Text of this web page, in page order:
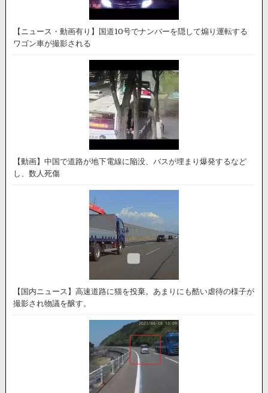
【ニュース・動画有り】国道10号でナンバーを隠して煽り運転する
ワゴン車が撮影される
【動画】中国で道路が地下電線に陥没、バスが埋まり爆発するなど
し、数人死傷
【国内ニュース】高速道路に猫を投棄。あまりにも酷い虐待の様子が
撮影され物議を醸す。